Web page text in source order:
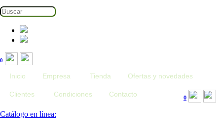
0
Inicio Empresa Tienda Ofertas y novedades
Clientes Condiciones Contacto 0
Catálogo en línea: